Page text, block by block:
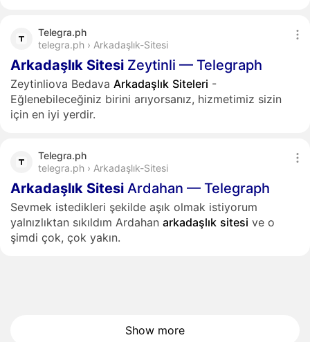
Telegra.ph
telegra.ph › Arkadaşlık-Sitesi
Arkadaşlık Sitesi Zeytinli — Telegraph
Zeytinliova Bedava Arkadaşlık Siteleri -
Eğlenebileceğiniz birini arıyorsanız, hizmetimiz sizin
için en iyi yerdir.
Telegra.ph
telegra.ph › Arkadaşlık-Sitesi
Arkadaşlık Sitesi Ardahan — Telegraph
Sevmek istedikleri şekilde aşık olmak istiyorum
yalnızlıktan sıkıldım Ardahan arkadaşlık sitesi ve o
şimdi çok, çok yakın.
Show more